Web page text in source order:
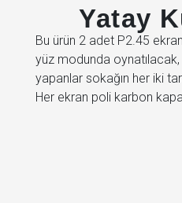
Yatay
Bu ürün 2 adet P2.45
yüz modunda
yapanlar sokağın her iki
Her ekran poli karbon